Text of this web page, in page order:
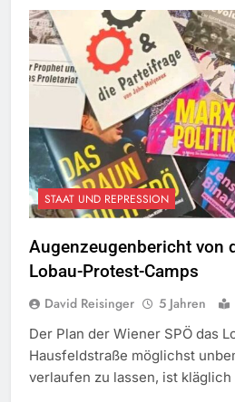
STAAT UND REPRESSION
Augenzeugenbericht von
Lobau-Protest-Camps
David Reisinger 5 Jahren
Der Plan der Wiener SPÖ das
Hausfeldstraße möglichst
verlaufen zu lassen, ist